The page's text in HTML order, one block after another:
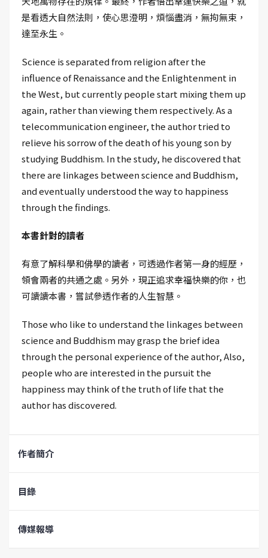
是看透大自然法則，使心思澄明，煩惱盡消，無拘無束，
達至永生。
Science is separated from religion after the
influence of Renaissance and the Enlightenment in
the West, but currently people start mixing them up
again, rather than viewing them respectively. As a
telecommunication engineer, the author tried to
relieve his sorrow of the death of his young son by
studying Buddhism. In the study, he discovered that
there are linkages between science and Buddhism,
and eventually understood the way to happiness
through the findings.
本書針對的讀者
有意了解科學和佛學的讀者，可透過作者第一身的經歷，
領會兩者的共通之處。另外，現正追求幸福快樂的你，也
可讀讀本書，嘗試參透作者的人生智慧。
Those who like to understand the linkages between
science and Buddhism may grasp the brief idea
through the personal experience of the author, Also,
people who are interested in the pursuit the
happiness may think of the truth of life that the
author has discovered.
作者簡介
目錄
傳媒報導